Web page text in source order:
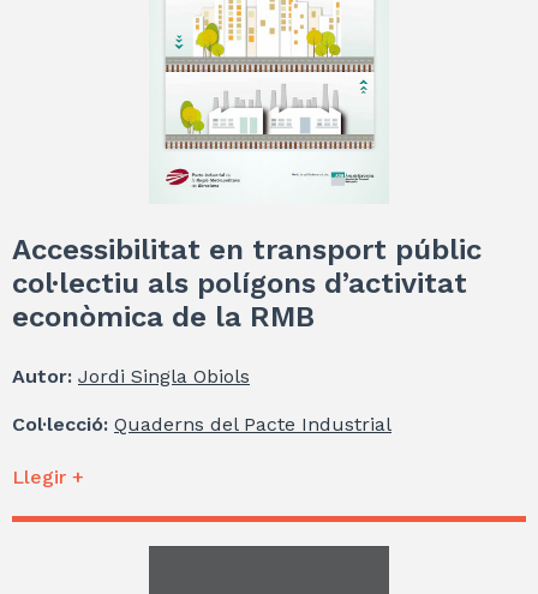
Accessibilitat en transport públic
col·lectiu als polígons d’activitat
econòmica de la RMB
Autor: Jordi Singla Obiols
Col·lecció: Quaderns del Pacte Industrial
Llegir +